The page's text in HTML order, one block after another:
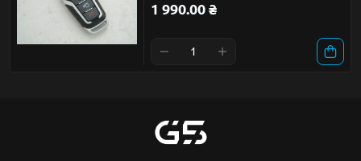
1 990.00 ₴